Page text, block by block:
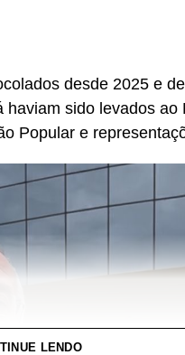
desde 2025 e
sido levados ao
Popular e
LENDO